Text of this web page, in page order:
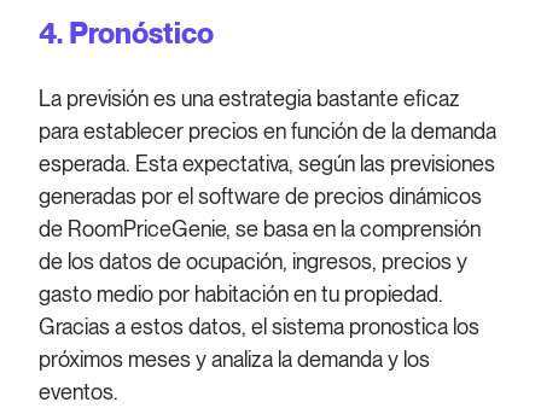
4. Pronóstico
La previsión es una estrategia bastante eficaz
para establecer precios en función de la demanda
esperada. Esta expectativa, según las previsiones
generadas por el software de precios dinámicos
de RoomPriceGenie, se basa en la comprensión
de los datos de ocupación, ingresos, precios y
gasto medio por habitación en tu propiedad.
Gracias a estos datos, el sistema pronostica los
próximos meses y analiza la demanda y los
eventos.